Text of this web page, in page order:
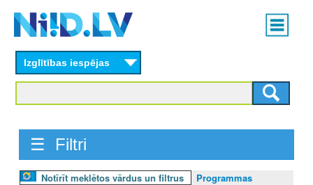
content
Main
menu
Izglītības iespējas
☰ Filtri
Notīrīt meklētos vārdus un filtrus
Programmas